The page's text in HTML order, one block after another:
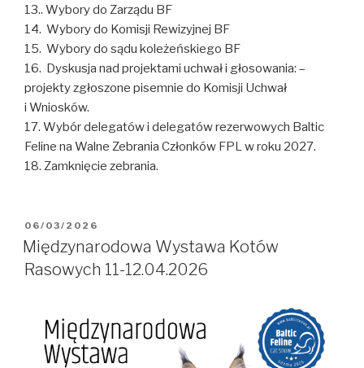
13.. Wybory do Zarządu BF
14. Wybory do Komisji Rewizyjnej BF
15. Wybory do sądu koleżeńskiego BF
16. Dyskusja nad projektami uchwał i głosowania: –
projekty zgłoszone pisemnie do Komisji Uchwał
i Wniosków.
17. Wybór delegatów i delegatów rezerwowych Baltic
Feline na Walne Zebrania Członków FPL w roku 2027.
18. Zamknięcie zebrania.
OPUBLIKOWANE
W
06/03/2026
Międzynarodowa Wystawa Kotów
Rasowych 11-12.04.2026